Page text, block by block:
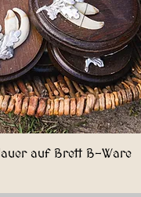
Schnellansicht
auf Brett B-Ware